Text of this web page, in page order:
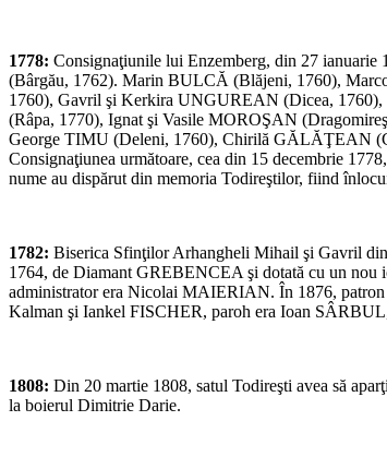
1778: Consignaţiunile lui Enzemberg, din 27
(Bârgău, 1762). Marin BULCĂ (Blăjeni, 1760),
1760), Gavril şi Kerkira UNGUREAN (Dicea,
(Râpa, 1770), Ignat şi Vasile MOROŞAN
George TIMU (Deleni, 1760), Chirilă GĂLĂŢEAN
Consignaţiunea următoare, cea din 15 decembrie
nume au dispărut din memoria Todireştilor, fiind
1782: Biserica Sfinţilor Arhangheli Mihail şi Gavril
1764, de Diamant GREBENCEA şi dotată cu un
administrator era Nicolai MAIERIAN. În 1876,
Kalman şi Iankel FISCHER, paroh era Ioan
1808: Din 20 martie 1808, satul Todireşti avea să
la boierul Dimitrie Darie.